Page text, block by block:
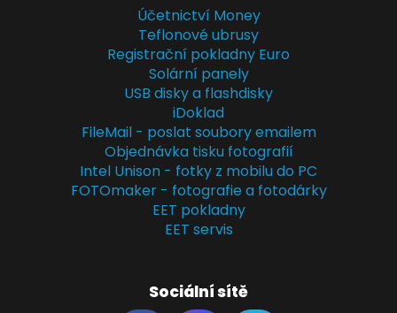
Účetnictví Money
Teflonové ubrusy
Registrační pokladny Euro
Solární panely
USB disky a flashdisky
iDoklad
FileMail - poslat soubory emailem
Objednávka tisku fotografií
Intel Unison - fotky z mobilu do PC
FOTOmaker - fotografie a fotodárky
EET pokladny
EET servis
Sociální sítě